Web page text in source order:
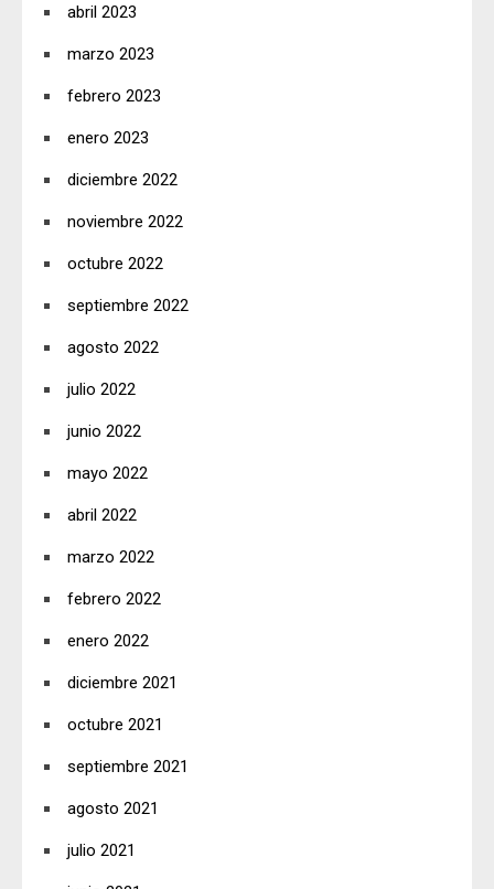
abril 2023
marzo 2023
febrero 2023
enero 2023
diciembre 2022
noviembre 2022
octubre 2022
septiembre 2022
agosto 2022
julio 2022
junio 2022
mayo 2022
abril 2022
marzo 2022
febrero 2022
enero 2022
diciembre 2021
octubre 2021
septiembre 2021
agosto 2021
julio 2021